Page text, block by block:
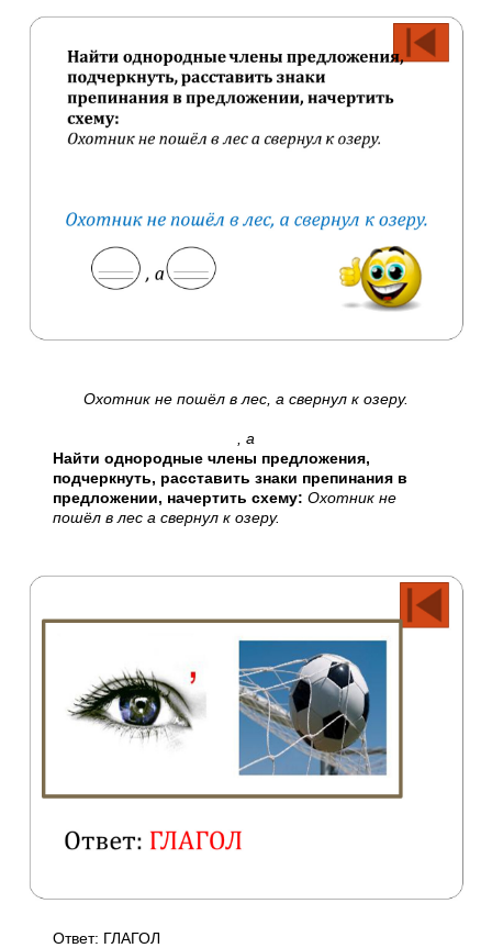
Охотник не пошёл в лес, а свернул к озеру.
, а
Найти однородные члены предложения,
подчеркнуть, расставить знаки препинания в
предложении, начертить схему: Охотник не
пошёл в лес а свернул к озеру.
Ответ: ГЛАГОЛ